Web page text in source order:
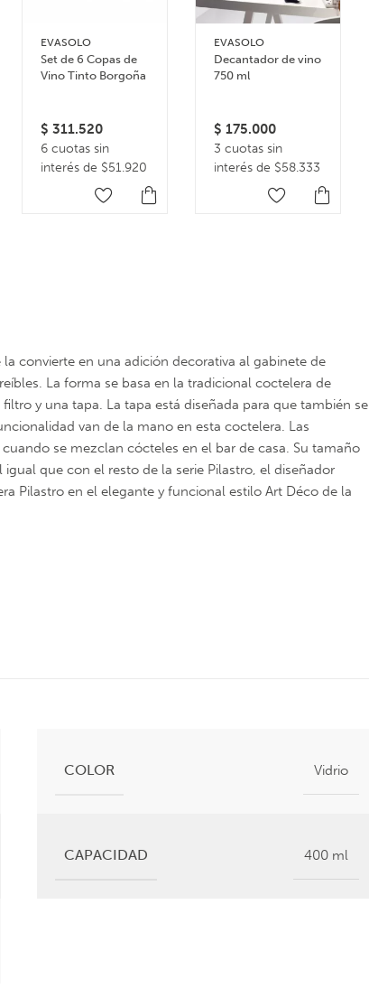
EVASOLO
Set de 6 Copas de
Vino Tinto Borgoña
$ 311.520
6 cuotas sin
interés de $51.920
EVASOLO
Decantador de vino
750 ml
$ 175.000
3 cuotas sin
interés de $58.333
convierte en una adición decorativa al gabinete de
La forma se basa en la tradicional coctelera de
y una tapa. La tapa está diseñada para que también se
van de la mano en esta coctelera. Las
se mezclan cócteles en el bar de casa. Su tamaño
que con el resto de la serie Pilastro, el diseñador
Pilastro en el elegante y funcional estilo Art Déco de la
COLOR Vidrio
CAPACIDAD 400 ml